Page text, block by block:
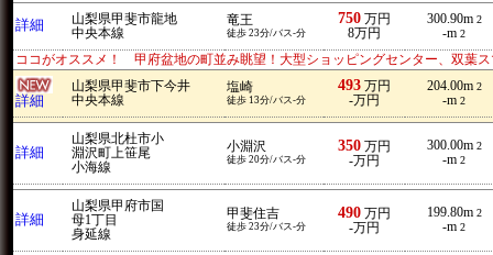
詳細
山梨県甲斐市龍地
中央本線
竜王
徒歩 23分/バス-分
750 万円
8万円
300.90m 2
-m 2
ココがオススメ！ 甲府盆地の町並み眺望！大型ショッピングセンター、双葉
詳細
山梨県甲斐市下今井
中央本線
塩崎
徒歩 13分/バス-分
493 万円
-万円
204.00m 2
-m 2
詳細
山梨県北杜市小
淵沢町上笹尾
小海線
小淵沢
徒歩 20分/バス-分
350 万円
-万円
300.00m 2
-m 2
詳細
山梨県甲府市国
母1丁目
身延線
甲斐住吉
徒歩 23分/バス-分
490 万円
-万円
199.80m 2
-m 2